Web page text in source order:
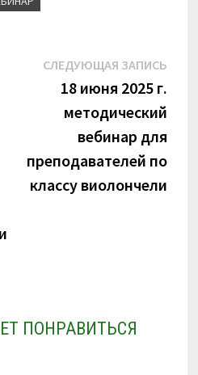
Предыдущая
СЛЕДУЮЩАЯ ЗАПИСЬ
18 июня 2025 г.
методический
вебинар для
преподавателей по
классу виолончели
ПОНРАВИТЬСЯ